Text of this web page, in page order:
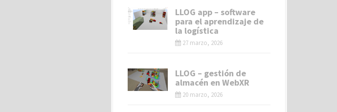
LLOG app – software
para el aprendizaje de
la logística
27 marzo, 2026
LLOG – gestión de
almacén en WebXR
20 marzo, 2026